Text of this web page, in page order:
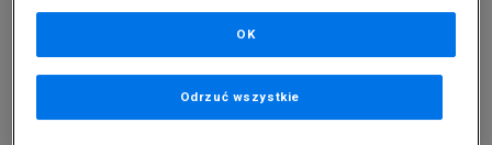
Odrzuć wszystkie
OK